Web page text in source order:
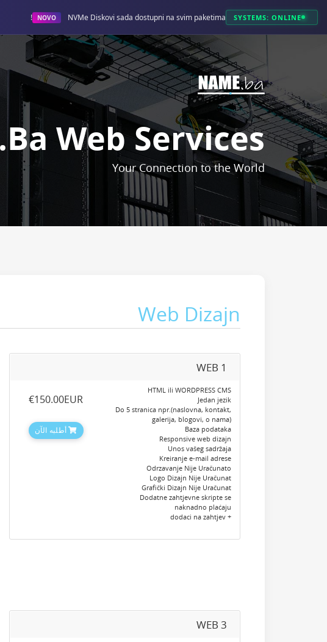
SYSTEMS: ONLINE
NOVO NVMe Diskovi sada dostupni na svim paketima!
Web Services
Your Connection to the World
Web Dizajn
WEB 1
HTML ili WORDPRESS CMS
Jedan jezik
Do 5 stranica npr.(naslovna, kontakt,
galerija, blogovi, o nama)
Baza podataka
Responsive web dizajn
Unos vašeg sadržaja
Kreiranje e-mail adrese
Odrzavanje Nije Uračunato
Logo Dizajn Nije Uračunat
Grafički Dizajn Nije Uračunat
Dodatne zahtjevne skripte se
naknadno plaćaju
+ dodaci na zahtjev
‎€150.00EUR
أطلبه الآن
WEB 3